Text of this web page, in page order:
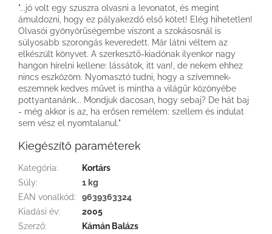
"...jó volt egy szuszra olvasni a levonatot, és megint
ámuldozni, hogy ez pályakezdő első kötet! Elég hihetetlen!
Olvasói gyönyörűségembe viszont a szokásosnál is
súlyosabb szorongás keveredett. Már látni véltem az
elkészült könyvet. A szerkesztő-kiadónak ilyenkor nagy
hangon hírelni kellene: lássátok, itt van!, de nekem ehhez
nincs eszközöm. Nyomasztó tudni, hogy a szívemnek-
eszemnek kedves művet is mintha a világűr közönyébe
pottyantanánk... Mondjuk dacosan, hogy sebaj? De hát baj
- még akkor is az, ha erősen remélem: szellem és indulat
sem vész el nyomtalanul."
Kiegészítő paraméterek
Kategória:
Kortárs
Súly:
1 kg
EAN vonalkód:
9639363324
Kiadási év:
2005
Szerző:
Kámán Balázs